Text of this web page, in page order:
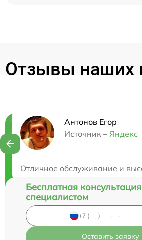
Отзывы наших
Антонов Егор
Источник – Яндекс
Отличное обслуживание и
Нужна
Бесплатная
специалистом
Оставить заявку